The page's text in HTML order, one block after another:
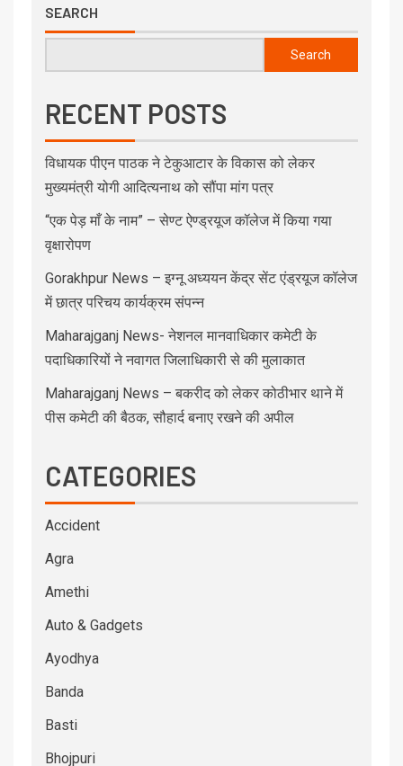
SEARCH
Search
RECENT POSTS
विधायक पीएन पाठक ने टेकुआटार के विकास को लेकर
मुख्यमंत्री योगी आदित्यनाथ को सौंपा मांग पत्र
“एक पेड़ माँ के नाम” – सेण्ट ऐण्ड्रयूज कॉलेज में किया गया
वृक्षारोपण
Gorakhpur News – इग्नू अध्ययन केंद्र सेंट एंड्रयूज कॉलेज
में छात्र परिचय कार्यक्रम संपन्न
Maharajganj News- नेशनल मानवाधिकार कमेटी के
पदाधिकारियों ने नवागत जिलाधिकारी से की मुलाकात
Maharajganj News – बकरीद को लेकर कोठीभार थाने में
पीस कमेटी की बैठक, सौहार्द बनाए रखने की अपील
CATEGORIES
Accident
Agra
Amethi
Auto & Gadgets
Ayodhya
Banda
Basti
Bhojpuri